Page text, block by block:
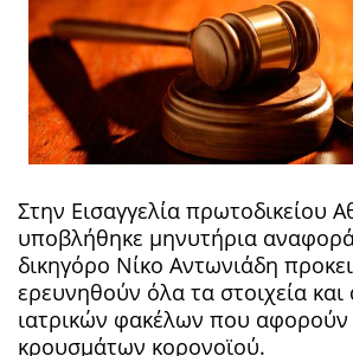
Στην Εισαγγελία πρωτοδικείου
υποβλήθηκε μηνυτήρια
δικηγόρο Νίκο Αντωνιάδη
ερευνηθούν όλα τα στοιχεία
ιατρικών φακέλων που
κρουσμάτων κορονοϊού.